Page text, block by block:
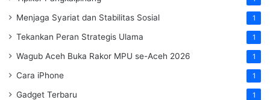
Menjaga Syariat dan Stabilitas Sosial 1
Tekankan Peran Strategis Ulama 1
Wagub Aceh Buka Rakor MPU se-Aceh 2026 1
Cara iPhone 1
Gadget Terbaru 1